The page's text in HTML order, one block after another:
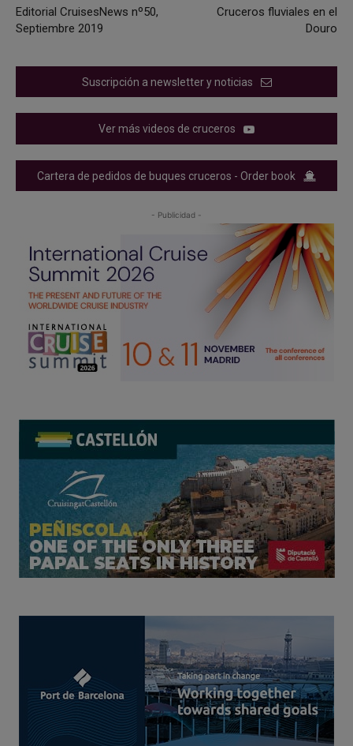
Editorial CruisesNews nº50,
Septiembre 2019
Cruceros fluviales en el
Douro
Suscripción a newsletter y noticias
Ver más videos de cruceros
Cartera de pedidos de buques cruceros - Order book
- Publicidad -